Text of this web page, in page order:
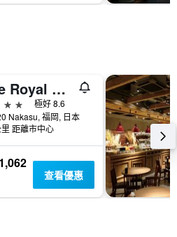
The Royal Park Canvas Fukuoka Nakasu
極好 8.6
Nakasu, 福岡, 日本
距離市中心
查看優惠